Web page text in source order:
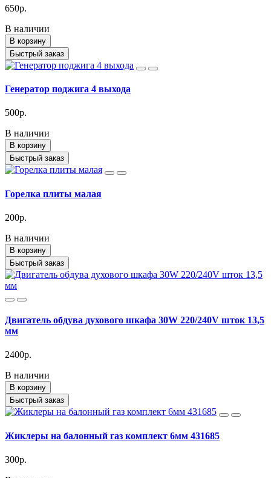
650р.
В наличии
В корзину
Быстрый заказ
Генератор поджига 4 выхода
500р.
В наличии
В корзину
Быстрый заказ
Горелка плиты малая
200р.
В наличии
В корзину
Быстрый заказ
Двигатель обдува духового шкафа 30W 220/240V шток 13,5
мм
2400р.
В наличии
В корзину
Быстрый заказ
Жиклеры на балонный газ комплект 6мм 431685
300р.